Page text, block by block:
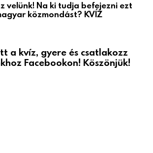
velünk! Na ki tudja befejezni ezt
közmondást? KVÍZ
a kvíz, gyere és csatlakozz
Facebookon! Köszönjük!